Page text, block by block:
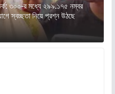
৩০০-র মধ্যে ২৯৯.১৭৫ নম্বর
স্বচ্ছতা নিয়ে প্রশ্ন উঠছে